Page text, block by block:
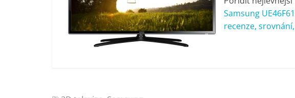
telefony,
kávovary,
elektronika
Samsung
recenze,